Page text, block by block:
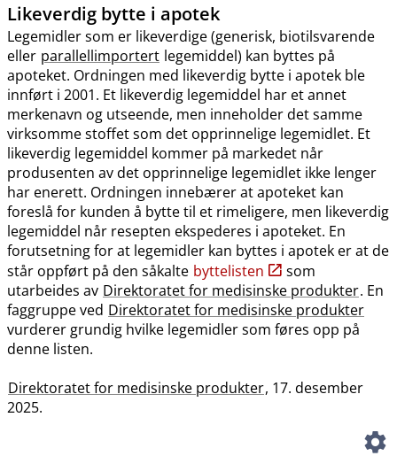
Likeverdig bytte i apotek
Legemidler som er likeverdige (generisk, biotilsvarende
eller parallellimportert legemiddel) kan byttes på
apoteket. Ordningen med likeverdig bytte i apotek ble
innført i 2001. Et likeverdig legemiddel har et annet
merkenavn og utseende, men inneholder det samme
virksomme stoffet som det opprinnelige legemidlet. Et
likeverdig legemiddel kommer på markedet når
produsenten av det opprinnelige legemidlet ikke lenger
har enerett. Ordningen innebærer at apoteket kan
foreslå for kunden å bytte til et rimeligere, men likeverdig
legemiddel når resepten ekspederes i apoteket. En
forutsetning for at legemidler kan byttes i apotek er at de
står oppført på den såkalte byttelisten
som
utarbeides av Direktoratet for medisinske produkter. En
faggruppe ved Direktoratet for medisinske produkter
vurderer grundig hvilke legemidler som føres opp på
denne listen.
Direktoratet for medisinske produkter, 17. desember
2025.